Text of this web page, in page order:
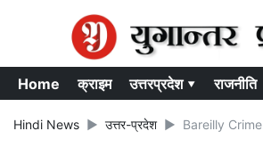
Home क्राइम उत्तरप्रदेश ▾ राजनीति
Hindi News उत्तर-प्रदेश Bareilly